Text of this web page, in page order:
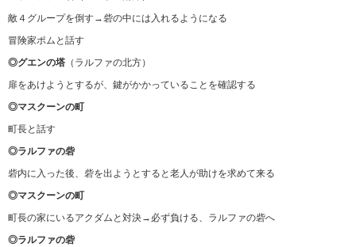
敵４グループを倒す→砦の中には入れるようになる
冒険家ポムと話す
◎グエンの塔 （ラルファの北方）
扉をあけようとするが、鍵がかかっていることを確認する
◎マスクーンの町
町長と話す
◎ラルファの砦
砦内に入った後、砦を出ようとすると老人が助けを求めて来る
◎マスクーンの町
町長の家にいるアクダムと対決→必ず負ける、ラルファの砦へ
◎ラルファの砦